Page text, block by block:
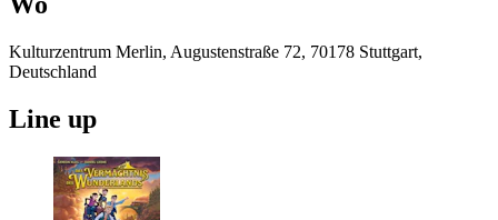
Kulturzentrum Merlin, Augustenstraße 72, 70178 Stuttgart,
Deutschland
Line up